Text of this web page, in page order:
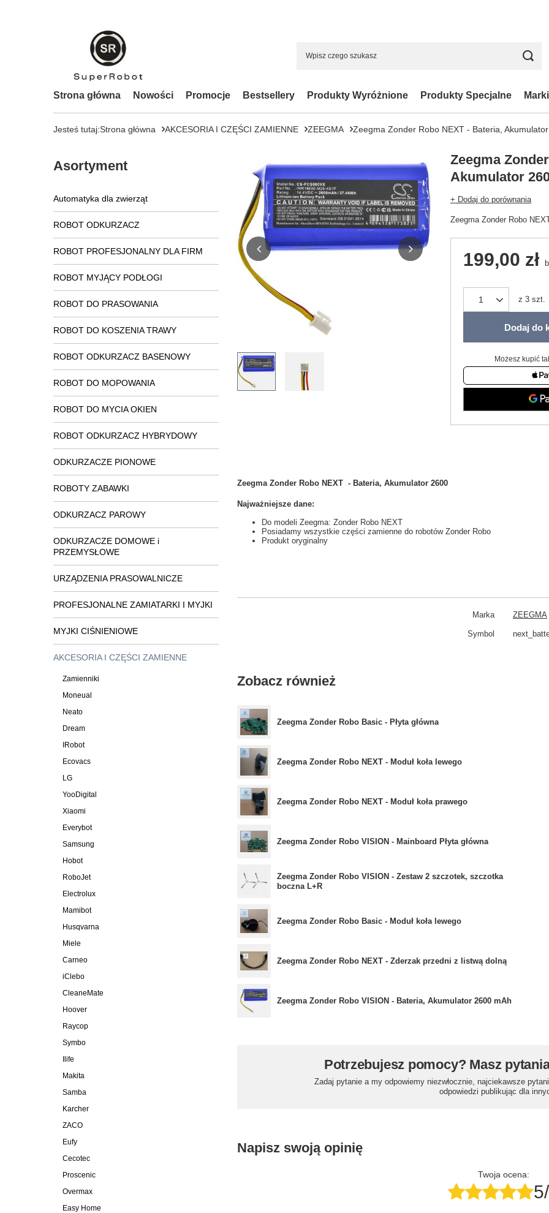
Strona główna Nowości Promocje Bestsellery Produkty Wyróżnione Produkty Specjalne Marki
Jesteś tutaj:Strona główna AKCESORIA I CZĘŚCI ZAMIENNE ZEEGMA Zeegma Zonder Robo NEXT - Bateria,
Asortyment
Automatyka dla zwierząt
ROBOT ODKURZACZ
ROBOT PROFESJONALNY DLA FIRM
ROBOT MYJĄCY PODŁOGI
ROBOT DO PRASOWANIA
ROBOT DO KOSZENIA TRAWY
ROBOT ODKURZACZ BASENOWY
ROBOT DO MOPOWANIA
ROBOT DO MYCIA OKIEN
ROBOT ODKURZACZ HYBRYDOWY
ODKURZACZE PIONOWE
ROBOTY ZABAWKI
ODKURZACZ PAROWY
ODKURZACZE DOMOWE i
PRZEMYSŁOWE
URZĄDZENIA PRASOWALNICZE
PROFESJONALNE ZAMIATARKI I MYJKI
MYJKI CIŚNIENIOWE
AKCESORIA I CZĘŚCI ZAMIENNE
Zamienniki
Moneual
Neato
Dream
IRobot
Ecovacs
LG
YooDigital
Xiaomi
Everybot
Samsung
Hobot
RoboJet
Electrolux
Mamibot
Husqvarna
Miele
Carneo
iClebo
CleaneMate
Hoover
Raycop
Symbo
Ilife
Makita
Samba
Karcher
ZACO
Eufy
Cecotec
Proscenic
Overmax
Easy Home
Zeegma
Akumulator
+ Dodaj do porównania
Zeegma Zonder Robo
199,00 zł
z 3 szt.
Dodaj do
Możesz kupić
Zeegma Zonder Robo NEXT - Bateria, Akumulator 2600
Najważniejsze dane:
Do modeli Zeegma: Zonder Robo NEXT
Posiadamy wszystkie części zamienne do robotów Zonder Robo
Produkt oryginalny
Marka ZEEGMA
Symbol
Zobacz również
Zeegma Zonder Robo Basic - Płyta główna
Zeegma Zonder Robo NEXT - Moduł koła lewego
Zeegma Zonder Robo NEXT - Moduł koła prawego
Zeegma Zonder Robo VISION - Mainboard Płyta główna
Zeegma Zonder Robo VISION - Zestaw 2 szczotek, szczotka
boczna L+R
Zeegma Zonder Robo Basic - Moduł koła lewego
Zeegma Zonder Robo NEXT - Zderzak przedni z listwą dolną
Zeegma Zonder Robo VISION - Bateria, Akumulator 2600 mAh
Potrzebujesz pomocy? Masz
Zadaj pytanie a my odpowiemy niezwłocznie, najciekawsze
odpowiedzi publikując dla
Napisz swoją opinię
Twoja ocena: